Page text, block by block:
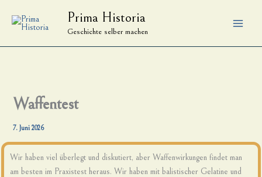
Inhalt
Prima Historia
Geschichte selber machen
Waffentest
7. Juni 2026
Wir haben viel überlegt und diskutiert, aber Waffenwirkungen findet man
am besten im Praxistest heraus. Wir haben mit balistischer Gelatine und